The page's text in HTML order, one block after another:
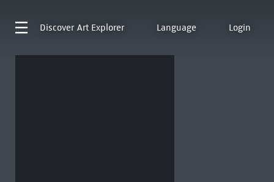
Discover Art Explorer Language Login